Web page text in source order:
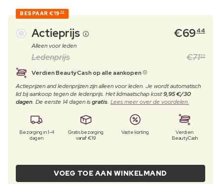
BESPAAR €19 85
Actieprijs €69 44
Alleen voor leden
Ledenprijs €7159
Verdien BeautyCash op alle aankopen
Actieprijzen and ledenprijzen zijn alleen voor leden. Je wordt automatisch
lid bij aankoop tegen de ledenprijs. Het lidmaatschap kost9,95 €/30
dagen. De eerste 14 dagen isgratis. Lees meer over de voordelen.
Bezorging in 1-4
dagen
Gratis bezorging
vanaf €19
Vaste korting
Verdien
BeautyCash
VOEG TOE AAN WINKELMAND